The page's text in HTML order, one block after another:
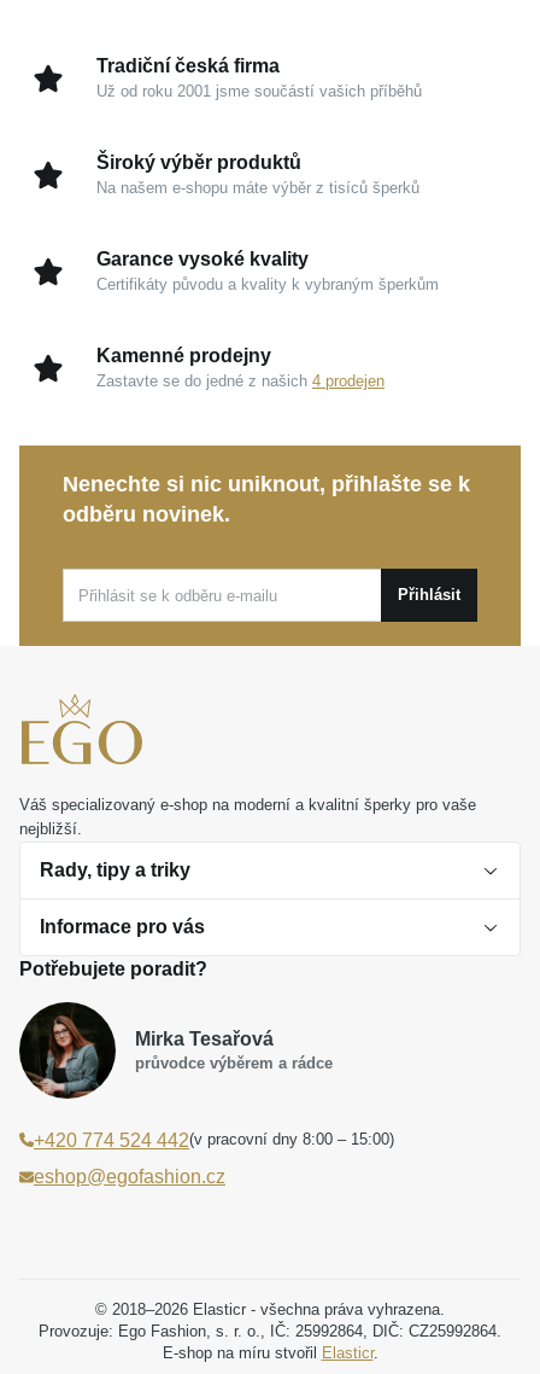
Tradiční česká firma
Už od roku 2001 jsme součástí vašich příběhů
Široký výběr produktů
Na našem e-shopu máte výběr z tisíců šperků
Garance vysoké kvality
Certifikáty původu a kvality k vybraným šperkům
Kamenné prodejny
Zastavte se do jedné z našich 4 prodejen
Nenechte si nic uniknout, přihlašte se k
odběru novinek.
Přihlásit
Váš specializovaný e-shop na moderní a kvalitní šperky pro vaše
nejbližší.
Rady, tipy a triky
O perlách
Jak vybrat perlový šperk
Dárková inspirace
Smaltované a korálkové šperky jako trend
Laboratorní diamanty jsou budoucnost
Jak správně pečovat o šperky
Informace pro vás
Obchodní podmínky
Reklamační řád
Poučení o právu na odstoupení od smlouvy
Podmínky slev a akčních nabídek
Projekt registrace ochranné známky
Potřebujete poradit?
Mirka Tesařová
průvodce výběrem a rádce
+420 774 524 442(v pracovní dny 8:00 – 15:00)
eshop@egofashion.cz
© 2018–2026 Elasticr - všechna práva vyhrazena.
Provozuje: Ego Fashion, s. r. o., IČ: 25992864, DIČ: CZ25992864.
E-shop na míru stvořil
Elasticr.